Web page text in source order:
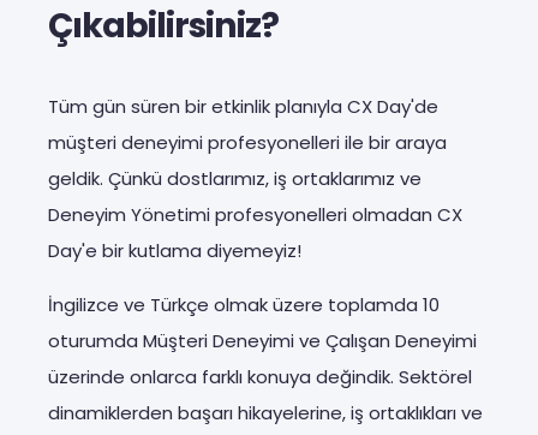
Çıkabilirsiniz?
Tüm gün süren bir etkinlik planıyla CX Day'de
müşteri deneyimi profesyonelleri ile bir araya
geldik. Çünkü dostlarımız, iş ortaklarımız ve
Deneyim Yönetimi profesyonelleri olmadan CX
Day'e bir kutlama diyemeyiz!
İngilizce ve Türkçe olmak üzere toplamda 10
oturumda Müşteri Deneyimi ve Çalışan Deneyimi
üzerinde onlarca farklı konuya değindik. Sektörel
dinamiklerden başarı hikayelerine, iş ortaklıkları ve